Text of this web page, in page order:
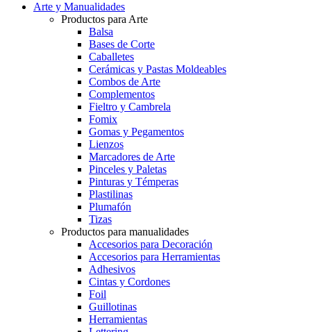
Arte y Manualidades
Productos para Arte
Balsa
Bases de Corte
Caballetes
Cerámicas y Pastas Moldeables
Combos de Arte
Complementos
Fieltro y Cambrela
Fomix
Gomas y Pegamentos
Lienzos
Marcadores de Arte
Pinceles y Paletas
Pinturas y Témperas
Plastilinas
Plumafón
Tizas
Productos para manualidades
Accesorios para Decoración
Accesorios para Herramientas
Adhesivos
Cintas y Cordones
Foil
Guillotinas
Herramientas